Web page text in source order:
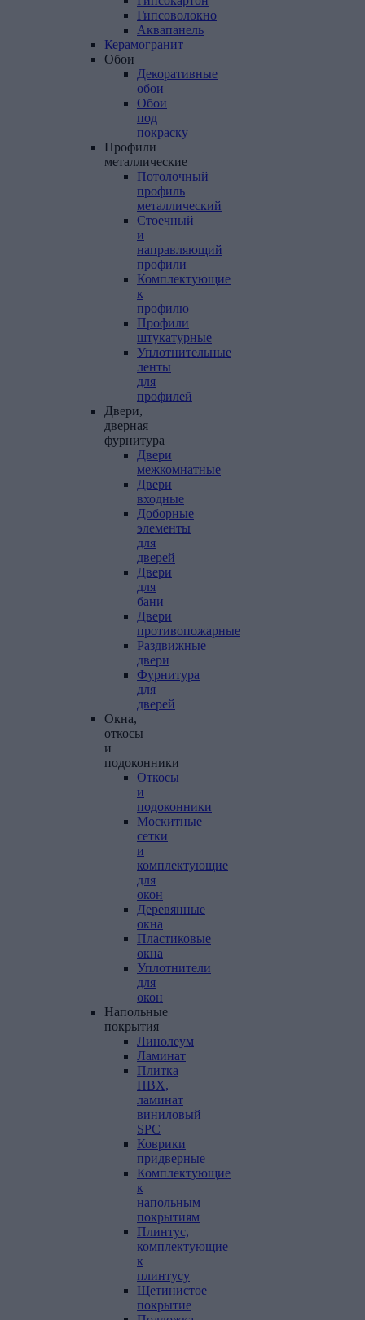
Гипсоволокно
Аквапанель
Керамогранит
Обои
Декоративные
обои
Обои
под
покраску
Профили
металлические
Потолочный
профиль
металлический
Стоечный
и
направляющий
профили
Комплектующие
к
профилю
Профили
штукатурные
Уплотнительные
ленты
для
профилей
Двери,
дверная
фурнитура
Двери
межкомнатные
Двери
входные
Доборные
элементы
для
дверей
Двери
для
бани
Двери
противопожарные
Раздвижные
двери
Фурнитура
для
дверей
Окна,
откосы
и
подоконники
Откосы
и
подоконники
Москитные
сетки
и
комплектующие
для
окон
Деревянные
окна
Пластиковые
окна
Уплотнители
для
окон
Напольные
покрытия
Линолеум
Ламинат
Плитка
ПВХ,
ламинат
виниловый
SPC
Коврики
придверные
Комплектующие
к
напольным
покрытиям
Плинтус,
комплектующие
к
плинтусу
Щетинистое
покрытие